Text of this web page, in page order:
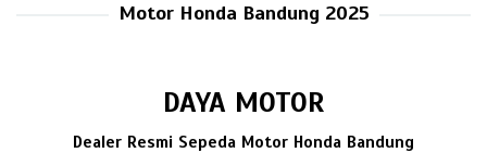
Motor Honda Bandung 2025
DAYA MOTOR
Dealer Resmi Sepeda Motor Honda Bandung